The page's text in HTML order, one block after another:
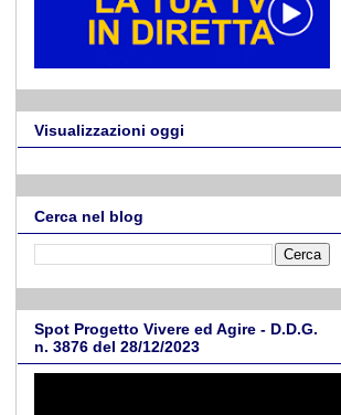
Visualizzazioni oggi
Cerca nel blog
Spot Progetto Vivere ed Agire - D.D.G.
n. 3876 del 28/12/2023